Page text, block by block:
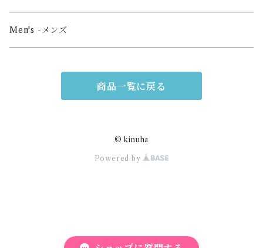
Shoulder -ショルダー
Mask -マスク
Others -その他
Men's -メンズ
商品一覧に戻る
© kinuha
Powered by